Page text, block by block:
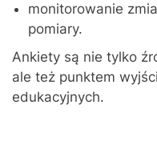
monitorowanie
pomiary.
Ankiety są nie tylko
ale też punktem
edukacyjnych.